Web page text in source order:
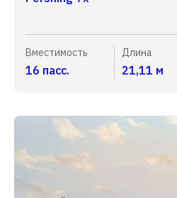
Вместимость
16 пасс.
Длина
21,11 м